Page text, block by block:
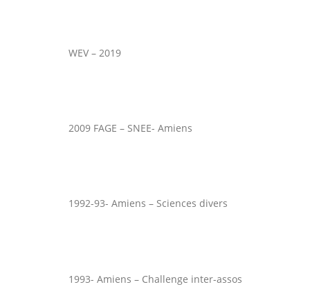
WEV – 2019
2009 FAGE – SNEE- Amiens
1992-93- Amiens – Sciences divers
1993- Amiens – Challenge inter-assos